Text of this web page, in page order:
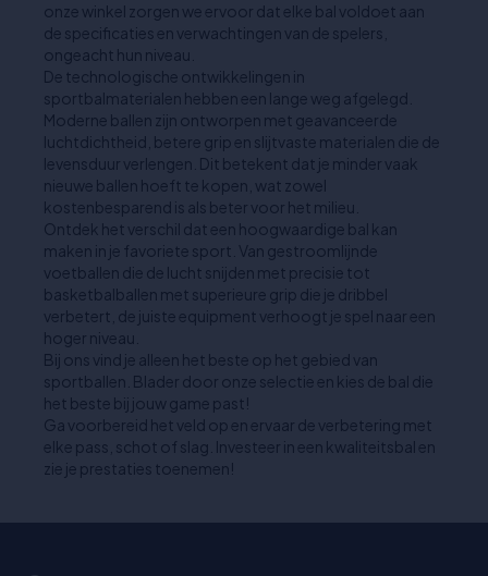
onze winkel zorgen we ervoor dat elke bal voldoet aan
de specificaties en verwachtingen van de spelers,
ongeacht hun niveau.
De technologische ontwikkelingen in
sportbalmaterialen hebben een lange weg afgelegd.
Moderne ballen zijn ontworpen met geavanceerde
luchtdichtheid, betere grip en slijtvaste materialen die de
levensduur verlengen. Dit betekent dat je minder vaak
nieuwe ballen hoeft te kopen, wat zowel
kostenbesparend is als beter voor het milieu.
Ontdek het verschil dat een hoogwaardige bal kan
maken in je favoriete sport. Van gestroomlijnde
voetballen die de lucht snijden met precisie tot
basketbalballen met superieure grip die je dribbel
verbetert, de juiste equipment verhoogt je spel naar een
hoger niveau.
Bij ons vind je alleen het beste op het gebied van
sportballen. Blader door onze selectie en kies de bal die
het beste bij jouw game past!
Ga voorbereid het veld op en ervaar de verbetering met
elke pass, schot of slag. Investeer in een kwaliteitsbal en
zie je prestaties toenemen!